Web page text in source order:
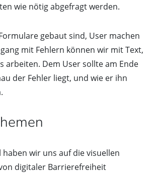
wie nötig abgefragt werden.
gebaut sind, User machen
mit Fehlern können wir mit Text,
arbeiten. Dem User sollte am Ende
der Fehler liegt, und wie er ihn
haben wir uns auf die visuellen
digitaler Barrierefreiheit